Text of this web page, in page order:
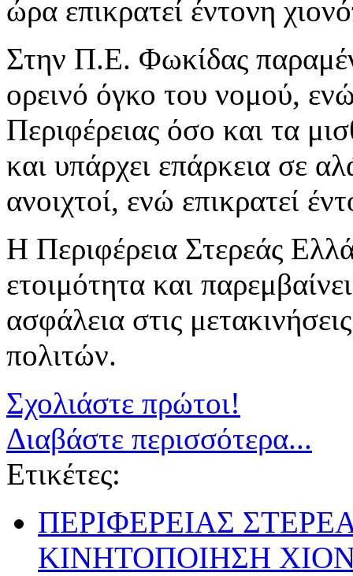
ώρα επικρατεί έντονη
Στην Π.Ε. Φωκίδας
ορεινό όγκο του νομού,
Περιφέρειας όσο και τα
και υπάρχει επάρκεια σε
ανοιχτοί, ενώ επικρατεί
Η Περιφέρεια Στερεάς
ετοιμότητα και
ασφάλεια στις
πολιτών.
Σχολιάστε πρώτοι!
Διαβάστε περισσότερα...
Ετικέτες:
ΠΕΡΙΦΕΡΕΙΑΣ
ΚΙΝΗΤΟΠΟΙΗΣΗ